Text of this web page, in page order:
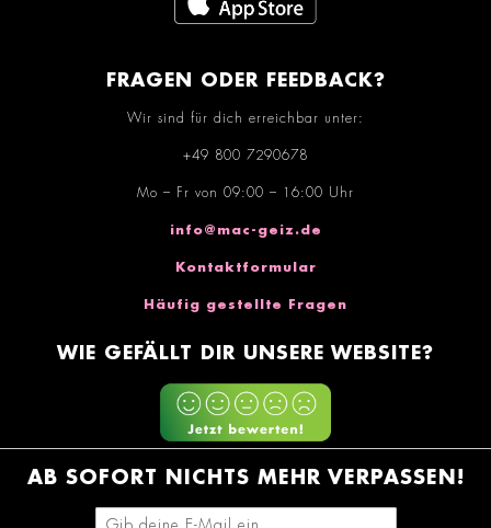
FRAGEN ODER FEEDBACK?
Wir sind für dich erreichbar unter:
+49 800 7290678
Mo – Fr von 09:00 – 16:00 Uhr
info@mac-geiz.de
Kontaktformular
Häufig gestellte Fragen
WIE GEFÄLLT DIR UNSERE WEBSITE?
AB SOFORT NICHTS MEHR VERPASSEN!
E-Mail-Adresse eingeben